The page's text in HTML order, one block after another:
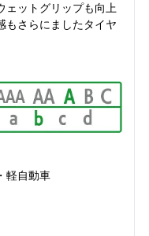
ェットグリップも向上
もさらにましたタイヤ
軽自動車